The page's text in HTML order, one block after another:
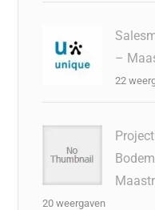
–
22
20 weergaven